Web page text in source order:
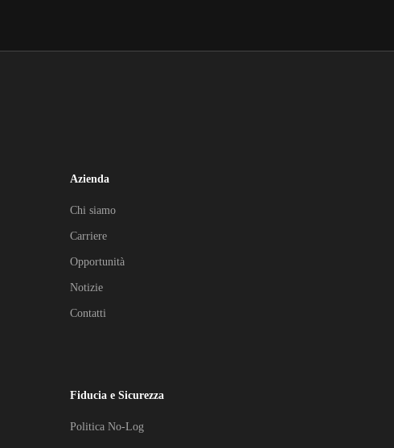
Azienda
Chi siamo
Carriere
Opportunità
Notizie
Contatti
Fiducia e Sicurezza
Politica No-Log